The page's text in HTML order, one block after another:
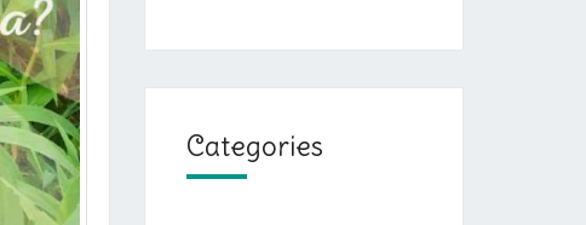
Categories